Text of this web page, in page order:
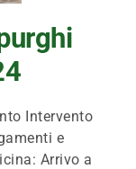
Intervento
e
Arrivo a